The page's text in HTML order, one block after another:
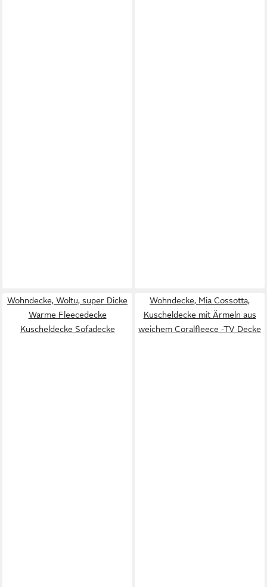
Wohndecke, Woltu, super Dicke
Warme Fleecedecke
Kuscheldecke Sofadecke
Wohndecke, Mia Cossotta,
Kuscheldecke mit Ärmeln aus
weichem Coralfleece -TV Decke